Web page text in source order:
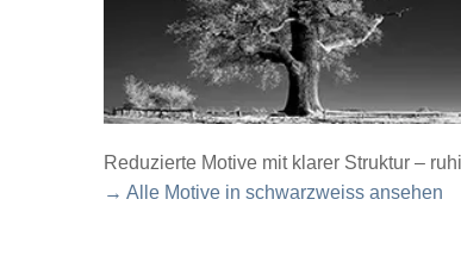
Reduzierte Motive mit klarer Struktur –
→ Alle Motive in schwarzweiss ansehen